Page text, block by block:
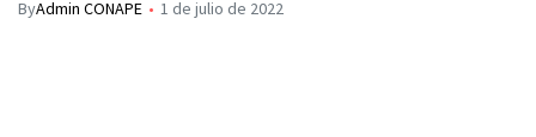
ByAdmin CONAPE 1 de julio de 2022